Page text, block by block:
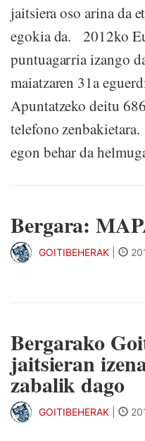
jaitsiera oso arina da
egokia da. 2012ko
puntuagarria izango
maiatzaren 31a
Apuntatzeko deitu
telefono
egon behar da
Bergara:
GOITIBEHERAK
Bergarako
jaitsieran
zabalik dago
GOITIBEHERAK